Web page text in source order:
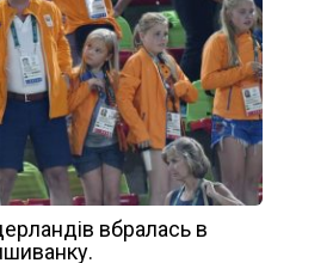
вбралась в